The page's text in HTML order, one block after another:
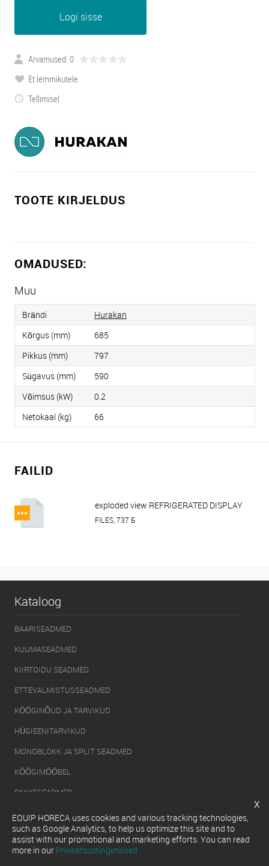
Logi sisse
Arvamused: 0
Et lemmikutele
Tellimisel
TOOTE KIRJELDUS
OMADUSED:
Muu
Brändi
Hurakan
Kõrgus (mm)
685
Pikkus (mm)
797
Sügavus (mm)
590
Võimsus (kW)
0.2
Netokaal (kg)
66
FAILID
exploded view REFRIGERATED DISPLAY
CASE HURAKAN HKN-LPD130.pdf
FILES, 737 Б
Kataloog
BAARISEADMED
KUUMASEADMED
KIIRTOIDU SEADMED
ETTEVALMISTUSSEADMED
KÖÖGINÕUD JA TARVIKUD
HÜGIEENITARVIKUD
MONOBLOKK JA SPLIT SEADMED
KÖÖGIMÖÖBEL
PAKKESEADMED
KÜLMUTUSSEADMED
SERVEERIMISSEADMED
NÕUDEPESUMASINAD
x
EQUIP HORECA uses cookies and various tracking technologies,
such as Google Analytics, to help us optimize this site and to
assist with our promotional and marketing efforts. You can read
more in our Privaatsustingimused